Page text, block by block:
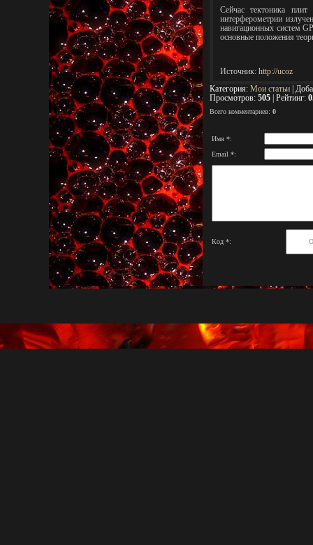
Сейчас тектоника
интерферометрии
навигационных систем
основные положения
Источник: http://ucoz
Категория: Мои статьи
Просмотров: 505 Рейтинг:
Всего комментариев: 0
Имя *:
Email *:
Код *: